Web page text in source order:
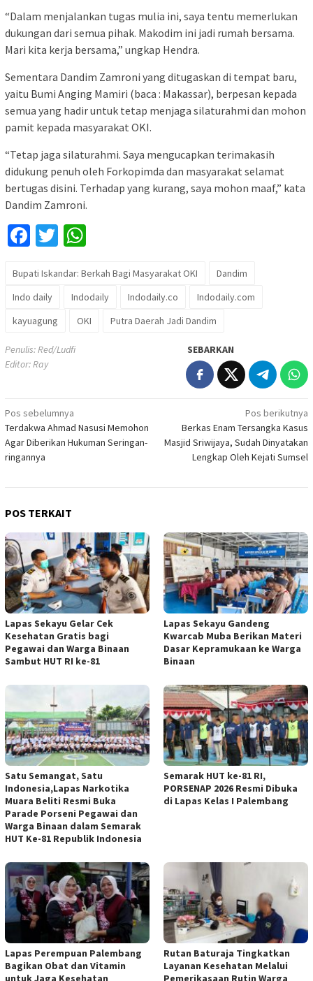
“Dalam menjalankan tugas mulia ini, saya tentu memerlukan
dukungan dari semua pihak. Makodim ini jadi rumah bersama.
Mari kita kerja bersama,” ungkap Hendra.
Sementara Dandim Zamroni yang ditugaskan di tempat baru,
yaitu Bumi Anging Mamiri (baca : Makassar), berpesan kepada
semua yang hadir untuk tetap menjaga silaturahmi dan mohon
pamit kepada masyarakat OKI.
“Tetap jaga silaturahmi. Saya mengucapkan terimakasih
didukung penuh oleh Forkopimda dan masyarakat selamat
bertugas disini. Terhadap yang kurang, saya mohon maaf,” kata
Dandim Zamroni.
Facebook
Twitter
Bupati Iskandar: Berkah Bagi Masyarakat OKI
Dandim
Indo daily
Indodaily Indodaily.co
Indodaily.com
kayuagung
OKI Putra Daerah Jadi Dandim
Penulis: Red/Ludfi
Editor: Ray
SEBARKAN
Navigasi
pos
Pos sebelumnya
Terdakwa Ahmad Nasusi Memohon
Agar Diberikan Hukuman Seringan-
ringannya
Pos berikutnya
Berkas Enam Tersangka Kasus
Masjid Sriwijaya, Sudah Dinyatakan
Lengkap Oleh Kejati Sumsel
POS TERKAIT
Lapas Sekayu Gelar Cek
Kesehatan Gratis bagi
Pegawai dan Warga Binaan
Sambut HUT RI ke-81
Lapas Sekayu Gandeng
Kwarcab Muba Berikan Materi
Dasar Kepramukaan ke Warga
Binaan
Satu Semangat, Satu
Indonesia,Lapas Narkotika
Muara Beliti Resmi Buka
Parade Porseni Pegawai dan
Warga Binaan dalam Semarak
HUT Ke-81 Republik Indonesia
Semarak HUT ke-81 RI,
PORSENAP 2026 Resmi Dibuka
di Lapas Kelas I Palembang
Lapas Perempuan Palembang
Bagikan Obat dan Vitamin
untuk Jaga Kesehatan
Rutan Baturaja Tingkatkan
Layanan Kesehatan Melalui
Pemerikasaan Rutin Warga